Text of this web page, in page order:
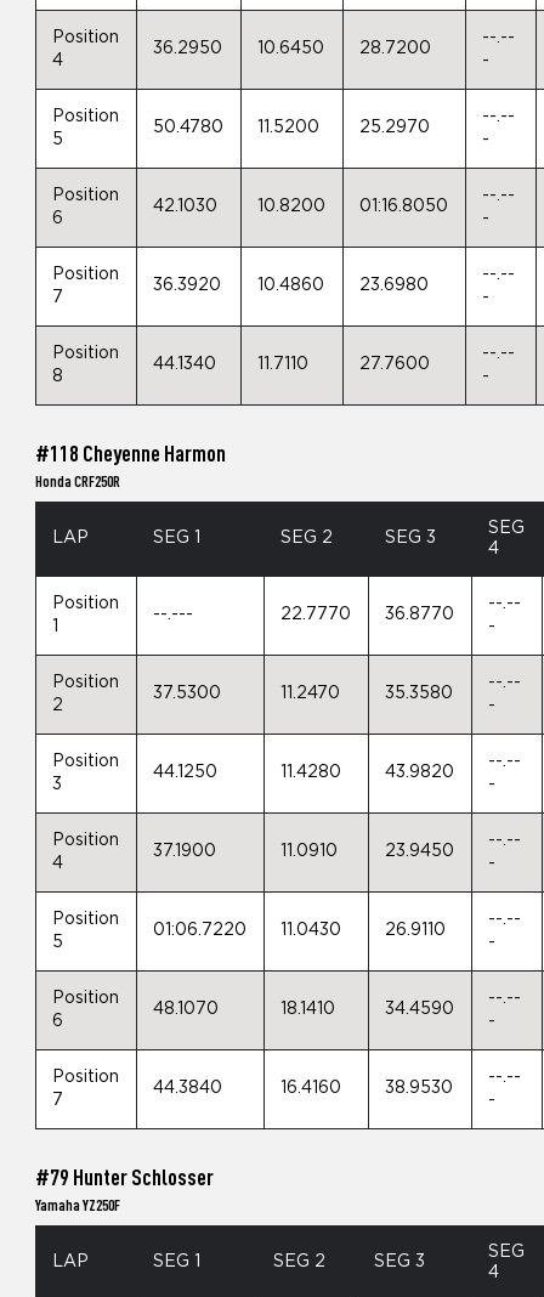
Position
4
36.2950 10.6450 28.7200
--.--
-
Position
5
50.4780 11.5200 25.2970
--.--
-
Position
6
42.1030 10.8200 01:16.8050
--.--
-
Position
7
36.3920 10.4860 23.6980
--.--
-
Position
8
44.1340 11.7110 27.7600
--.--
-
#118 Cheyenne Harmon
Honda CRF250R
LAP SEG 1 SEG 2 SEG 3
SEG
4
Position
--.--- 22.7770 36.8770
--.--
-
Position
2
37.5300 11.2470 35.3580
--.--
-
Position
3
44.1250 11.4280 43.9820
--.--
-
Position
4
37.1900 11.0910 23.9450
--.--
-
Position
5
01:06.7220 11.0430 26.9110
--.--
-
Position
6
48.1070 18.1410 34.4590
--.--
-
Position
7
44.3840 16.4160 38.9530
--.--
-
#79 Hunter Schlosser
Yamaha YZ250F
LAP SEG 1 SEG 2 SEG 3
SEG
4